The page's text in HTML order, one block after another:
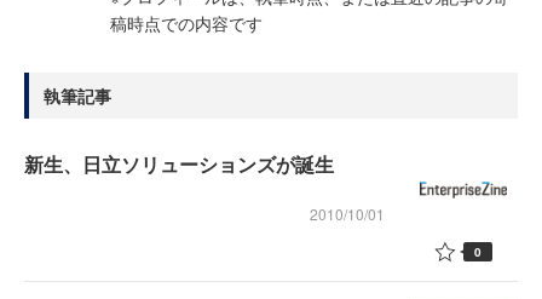
稿時点での内容です
執筆記事
新生、日立ソリューションズが誕生
2010/10/01
0